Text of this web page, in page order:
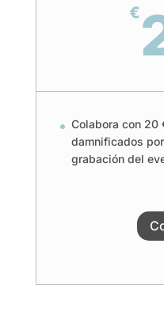
€
Colabora con 20
damnificados
grabación del